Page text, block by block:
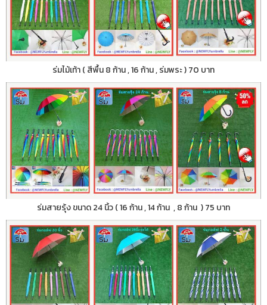
ร่มไม้เท้า ( สีพื้น 8 ก้าน , 16 ก้าน , ร่มพระ ) 70 บาท
ร่มสายรุ้ง ขนาด 24 นิ้ว ( 16 ก้าน , 14 ก้าน , 8 ก้าน ) 75 บาท